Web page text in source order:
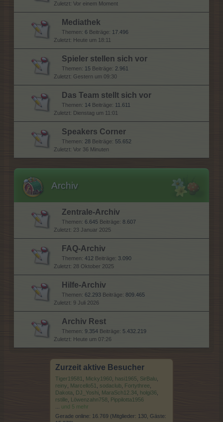
Vor einem Moment
Mediathek
Themen: 6 Beiträge: 17.496
Heute um 18:11
Spieler stellen sich vor
Themen: 15 Beiträge: 2.961
Gestern um 09:30
Das Team stellt sich vor
Themen: 14 Beiträge: 11.611
Dienstag um 11:01
Speakers Corner
Themen: 28 Beiträge: 55.652
Vor 36 Minuten
Archiv
Zentrale-Archiv
Themen: 6.645 Beiträge: 8.607
23 Januar 2025
FAQ-Archiv
Themen: 412 Beiträge: 3.090
28 Oktober 2025
Hilfe-Archiv
Themen: 62.293 Beiträge: 809.465
9 Juli 2026
Archiv Rest
Themen: 9.354 Beiträge: 5.432.219
Heute um 07:26
Zurzeit aktive Besucher
Tiger19581 Micky1960 hasi1965 SirBalu
reiny
Marcello51 sodaclub Fortythree
Dakota
DJ_Yoshi MaraSch12.34 holgi36
rstille
Löwenzahn758 Pippilotta1956
und 5 mehr
Gerade online: 16.769 (Mitglieder: 130, Gäste: